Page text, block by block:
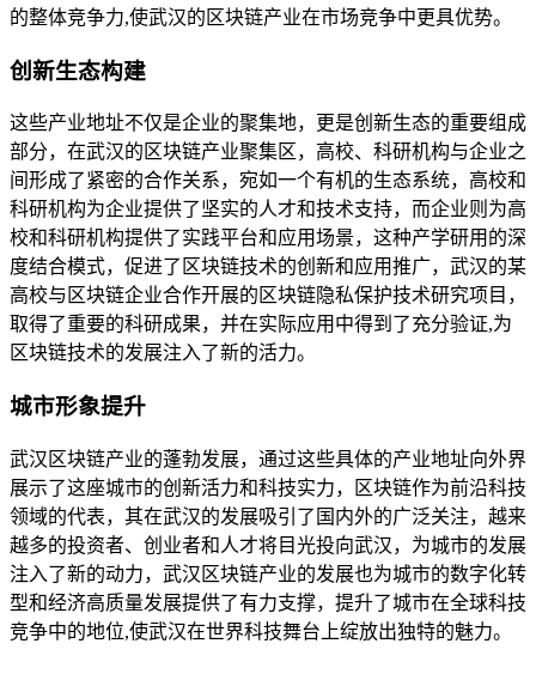
的整体竞争力,使武汉的区块链产业在市场竞争中更具优势。
创新生态构建
这些产业地址不仅是企业的聚集地，更是创新生态的重要组成
部分，在武汉的区块链产业聚集区，高校、科研机构与企业之
间形成了紧密的合作关系，宛如一个有机的生态系统，高校和
科研机构为企业提供了坚实的人才和技术支持，而企业则为高
校和科研机构提供了实践平台和应用场景，这种产学研用的深
度结合模式，促进了区块链技术的创新和应用推广，武汉的某
高校与区块链企业合作开展的区块链隐私保护技术研究项目，
取得了重要的科研成果，并在实际应用中得到了充分验证,为
区块链技术的发展注入了新的活力。
城市形象提升
武汉区块链产业的蓬勃发展，通过这些具体的产业地址向外界
展示了这座城市的创新活力和科技实力，区块链作为前沿科技
领域的代表，其在武汉的发展吸引了国内外的广泛关注，越来
越多的投资者、创业者和人才将目光投向武汉，为城市的发展
注入了新的动力，武汉区块链产业的发展也为城市的数字化转
型和经济高质量发展提供了有力支撑，提升了城市在全球科技
竞争中的地位,使武汉在世界科技舞台上绽放出独特的魅力。